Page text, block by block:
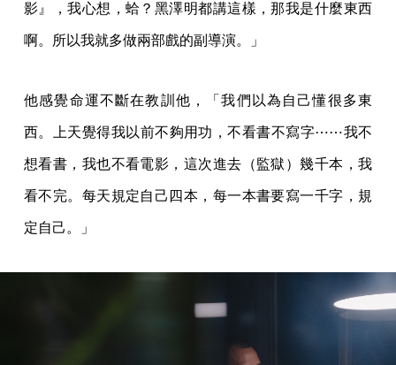
影』，我心想，蛤？黑澤明都講這樣，那我是什麼東西
啊。所以我就多做兩部戲的副導演。」
他感覺命運不斷在教訓他，「我們以為自己懂很多東
西。上天覺得我以前不夠用功，不看書不寫字⋯⋯我不
想看書，我也不看電影，這次進去（監獄）幾千本，我
看不完。每天規定自己四本，每一本書要寫一千字，規
定自己。」